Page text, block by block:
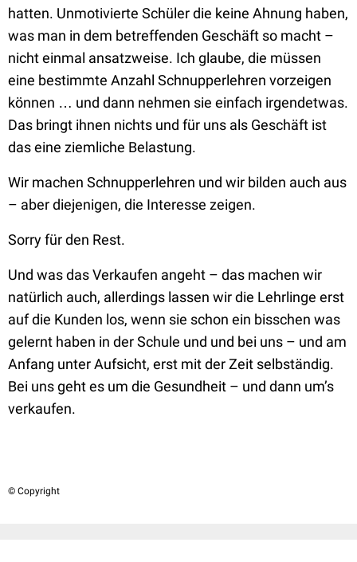
hatten. Unmotivierte Schüler die keine Ahnung haben,
was man in dem betreffenden Geschäft so macht –
nicht einmal ansatzweise. Ich glaube, die müssen
eine bestimmte Anzahl Schnupperlehren vorzeigen
können … und dann nehmen sie einfach irgendetwas.
Das bringt ihnen nichts und für uns als Geschäft ist
das eine ziemliche Belastung.
Wir machen Schnupperlehren und wir bilden auch aus
– aber diejenigen, die Interesse zeigen.
Sorry für den Rest.
Und was das Verkaufen angeht – das machen wir
natürlich auch, allerdings lassen wir die Lehrlinge erst
auf die Kunden los, wenn sie schon ein bisschen was
gelernt haben in der Schule und und bei uns – und am
Anfang unter Aufsicht, erst mit der Zeit selbständig.
Bei uns geht es um die Gesundheit – und dann um’s
verkaufen.
© Copyright